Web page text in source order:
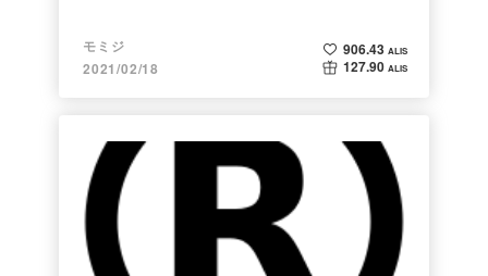
モミジ
2021/02/18
906.43 ALIS
127.90 ALIS